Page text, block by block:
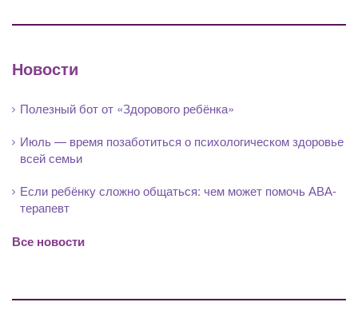
Новости
Полезный бот от «Здорового ребёнка»
Июль — время позаботиться о психологическом здоровье
всей семьи
Если ребёнку сложно общаться: чем может помочь АВА-
терапевт
Все новости